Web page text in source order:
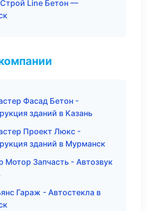
Line Бетон —
Фасад Бетон -
зданий в Казань
Проект Люкс -
зданий в Мурманск
Мотор Запчасть - Автозвук
Гараж - Автостекла в